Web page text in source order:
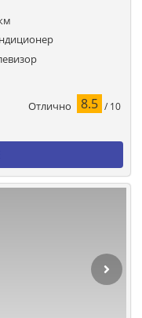
Отлично 8.5 / 10